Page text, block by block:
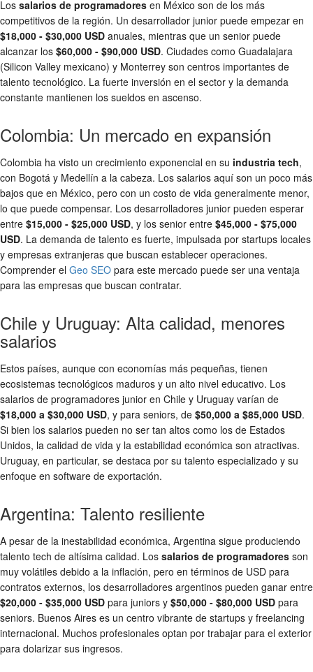
Los salarios de programadores en México son de los más
competitivos de la región. Un desarrollador junior puede empezar en
$18,000 - $30,000 USD anuales, mientras que un senior puede
alcanzar los $60,000 - $90,000 USD. Ciudades como Guadalajara
(Silicon Valley mexicano) y Monterrey son centros importantes de
talento tecnológico. La fuerte inversión en el sector y la demanda
constante mantienen los sueldos en ascenso.
Colombia: Un mercado en expansión
Colombia ha visto un crecimiento exponencial en su industria tech,
con Bogotá y Medellín a la cabeza. Los salarios aquí son un poco más
bajos que en México, pero con un costo de vida generalmente menor,
lo que puede compensar. Los desarrolladores junior pueden esperar
entre $15,000 - $25,000 USD, y los senior entre $45,000 - $75,000
USD. La demanda de talento es fuerte, impulsada por startups locales
y empresas extranjeras que buscan establecer operaciones.
Comprender el Geo SEO para este mercado puede ser una ventaja
para las empresas que buscan contratar.
Chile y Uruguay: Alta calidad, menores
salarios
Estos países, aunque con economías más pequeñas, tienen
ecosistemas tecnológicos maduros y un alto nivel educativo. Los
salarios de programadores junior en Chile y Uruguay varían de
$18,000 a $30,000 USD, y para seniors, de $50,000 a $85,000 USD.
Si bien los salarios pueden no ser tan altos como los de Estados
Unidos, la calidad de vida y la estabilidad económica son atractivas.
Uruguay, en particular, se destaca por su talento especializado y su
enfoque en software de exportación.
Argentina: Talento resiliente
A pesar de la inestabilidad económica, Argentina sigue produciendo
talento tech de altísima calidad. Los salarios de programadores son
muy volátiles debido a la inflación, pero en términos de USD para
contratos externos, los desarrolladores argentinos pueden ganar entre
$20,000 - $35,000 USD para juniors y $50,000 - $80,000 USD para
seniors. Buenos Aires es un centro vibrante de startups y freelancing
internacional. Muchos profesionales optan por trabajar para el exterior
para dolarizar sus ingresos.